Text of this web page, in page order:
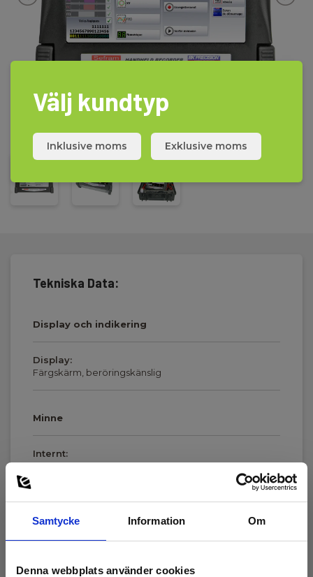
Samtycke Information Om
Denna webbplats använder cookies
Broschyrer för mer info och en tillbehörslista.
Tekniska Data:
Display och indikering
Display:
Färgskärm, beröringskänslig
Minne
Internt:
64 GB
Välj kundtyp
Inklusive moms Exklusive moms